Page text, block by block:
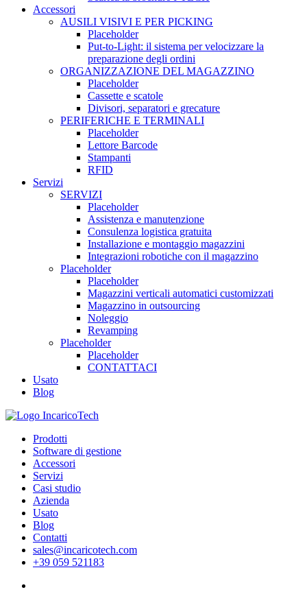
Accessori
AUSILI VISIVI E PER PICKING
Placeholder
Put-to-Light: il sistema per velocizzare la
preparazione degli ordini
ORGANIZZAZIONE DEL MAGAZZINO
Placeholder
Cassette e scatole
Divisori, separatori e grecature
PERIFERICHE E TERMINALI
Placeholder
Lettore Barcode
Stampanti
RFID
Servizi
SERVIZI
Placeholder
Assistenza e manutenzione
Consulenza logistica gratuita
Installazione e montaggio magazzini
Integrazioni robotiche con il magazzino
Placeholder
Placeholder
Magazzini verticali automatici customizzati
Magazzino in outsourcing
Noleggio
Revamping
Placeholder
Placeholder
CONTATTACI
Usato
Blog
Prodotti
Software di gestione
Accessori
Servizi
Casi studio
Azienda
Usato
Blog
Contatti
sales@incaricotech.com
+39 059 521183